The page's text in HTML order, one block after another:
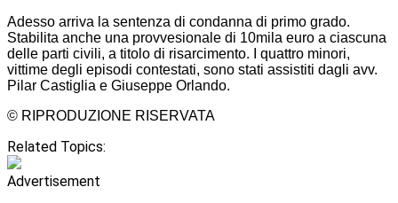
Adesso arriva la sentenza di condanna di primo grado.
Stabilita anche una provvesionale di 10mila euro a ciascuna
delle parti civili, a titolo di risarcimento. I quattro minori,
vittime degli episodi contestati, sono stati assistiti dagli avv.
Pilar Castiglia e Giuseppe Orlando.
© RIPRODUZIONE RISERVATA
Related Topics:
Advertisement